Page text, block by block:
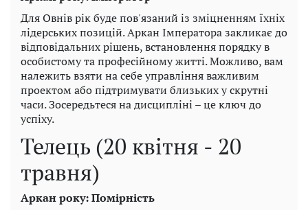
Для Овнів рік буде пов'язаний із зміцненням їхніх
лідерських позицій. Аркан Імператора закликає до
відповідальних рішень, встановлення порядку в
особистому та професійному житті. Можливо, вам
належить взяти на себе управління важливим
проектом або підтримувати близьких у скрутні
часи. Зосередьтеся на дисципліні – це ключ до
успіху.
Телець (20 квітня - 20
травня)
Аркан року: Помірність